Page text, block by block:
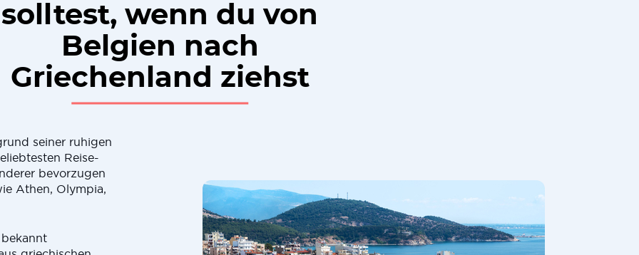
solltest, wenn du von
Belgien nach
Griechenland ziehst
seiner ruhigen
Reise-
bevorzugen
Athen, Olympia,